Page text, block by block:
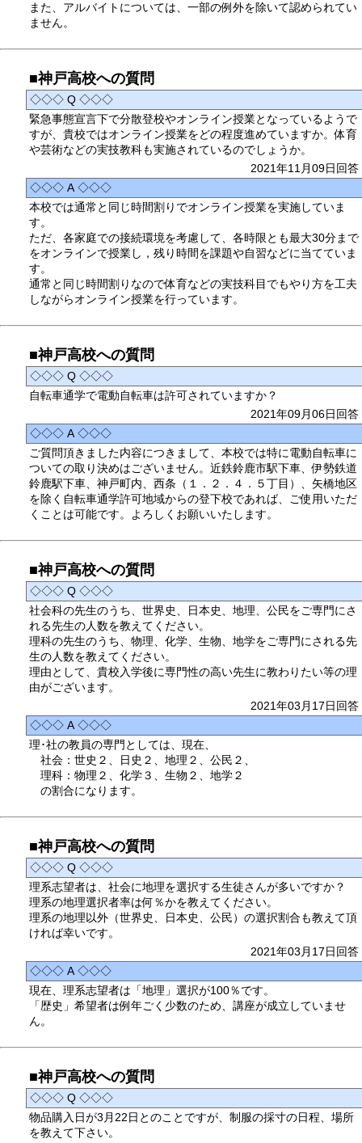
また、アルバイトについては、一部の例外を除いて認められてい
ません。
■神戸高校への質問
◇◇◇ Q ◇◇◇
緊急事態宣言下で分散登校やオンライン授業となっているようで
すが、貴校ではオンライン授業をどの程度進めていますか。体育
や芸術などの実技教科も実施されているのでしょうか。
2021年11月09日回答
◇◇◇ A ◇◇◇
本校では通常と同じ時間割りでオンライン授業を実施していま
す。
ただ、各家庭での接続環境を考慮して、各時限とも最大30分まで
をオンラインで授業し，残り時間を課題や自習などに当てていま
す。
通常と同じ時間割りなので体育などの実技科目でもやり方を工夫
しながらオンライン授業を行っています。
■神戸高校への質問
◇◇◇ Q ◇◇◇
自転車通学で電動自転車は許可されていますか？
2021年09月06日回答
◇◇◇ A ◇◇◇
ご質問頂きました内容につきまして、本校では特に電動自転車に
ついての取り決めはございません。近鉄鈴鹿市駅下車、伊勢鉄道
鈴鹿駅下車、神戸町内、西条（１．２．４．５丁目）、矢橋地区
を除く自転車通学許可地域からの登下校であれば、ご使用いただ
くことは可能です。よろしくお願いいたします。
■神戸高校への質問
◇◇◇ Q ◇◇◇
社会科の先生のうち、世界史、日本史、地理、公民をご専門にさ
れる先生の人数を教えてください。
理科の先生のうち、物理、化学、生物、地学をご専門にされる先
生の人数を教えてください。
理由として、貴校入学後に専門性の高い先生に教わりたい等の理
由がございます。
2021年03月17日回答
◇◇◇ A ◇◇◇
理･社の教員の専門としては、現在、
社会：世史２、日史２、地理２、公民２、
理科：物理２、化学３、生物２、地学２
の割合になります。
■神戸高校への質問
◇◇◇ Q ◇◇◇
理系志望者は、社会に地理を選択する生徒さんが多いですか？
理系の地理選択者率は何％かを教えてください。
理系の地理以外（世界史、日本史、公民）の選択割合も教えて頂
ければ幸いです。
2021年03月17日回答
◇◇◇ A ◇◇◇
現在、理系志望者は「地理」選択が100％です。
「歴史」希望者は例年ごく少数のため、講座が成立していませ
ん。
■神戸高校への質問
◇◇◇ Q ◇◇◇
物品購入日が3月22日とのことですが、制服の採寸の日程、場所
を教えて下さい。